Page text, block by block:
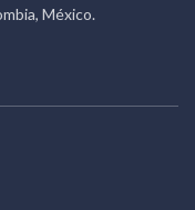
México.